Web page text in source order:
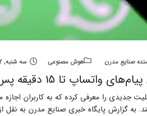
صنایع مدرن هوش مصنوعی سه شنبه, 2 خرداد 1402, ساعت 10:38
تا 15 دقیقه پس از ارسال امکان‌پذیر شد
به گزارش پایگاه خبری صنایع مدرن به نقل